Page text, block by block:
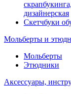
дизайнерская
Скетчбуки
Мольберты и
Мольберты
Этюдники
Аксессуары,